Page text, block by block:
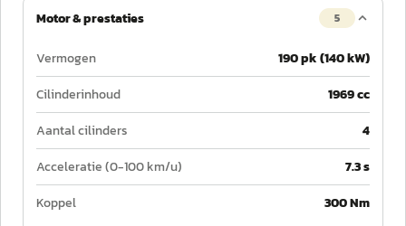
Motor & prestaties 5
Vermogen
190 pk (140 kW)
Cilinderinhoud
1969 cc
Aantal cilinders
4
Acceleratie (0-100 km/u)
7.3 s
Koppel
300 Nm